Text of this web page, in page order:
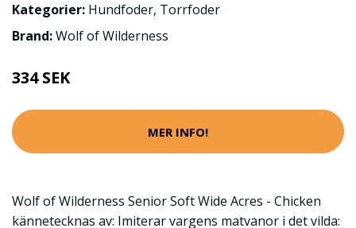
Kategorier: Hundfoder, Torrfoder
Brand:Wolf of Wilderness
334 SEK
MER INFO!
Wolf of Wilderness Senior Soft Wide Acres - Chicken
kännetecknas av: Imiterar vargens matvanor i det vilda: